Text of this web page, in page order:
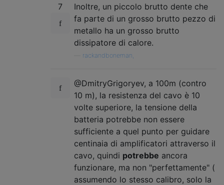
7
Inoltre, un piccolo brutto dente che
fa parte di un grosso brutto pezzo di
metallo ha un grosso brutto
dissipatore di calore.
rackandboneman,
@DmitryGrigoryev, a 100m (contro
10 m), la resistenza del cavo è 10
volte superiore, la tensione della
batteria potrebbe non essere
sufficiente a quel punto per guidare
centinaia di amplificatori attraverso il
cavo, quindi potrebbe ancora
funzionare, ma non "perfettamente" (
assumendo lo stesso calibro, solo la